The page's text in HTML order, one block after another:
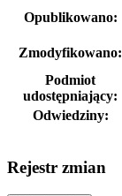
Opublikowano:
Zmodyfikowano:
Podmiot
udostępniający:
Odwiedziny:
Rejestr zmian